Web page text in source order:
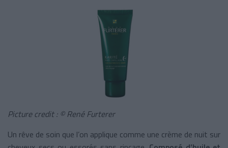
Picture credit : © René Furterer
Un rêve de soin que l’on applique comme une crème de nuit sur